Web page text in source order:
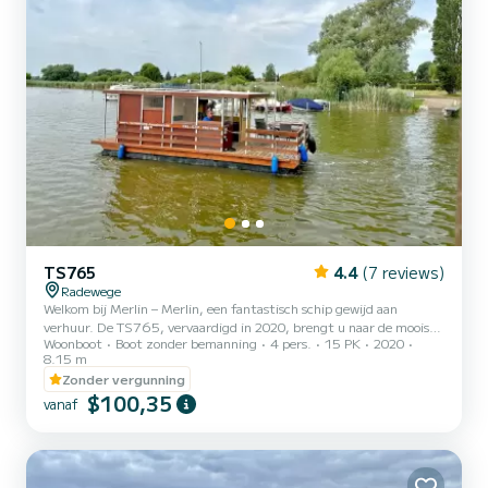
TS765 4.4 (7 reviews)
Radewege
Welkom bij Merlin – Merlin, een fantastisch schip gewijd aan
verhuur. De TS765, vervaardigd in 2020, brengt u naar de mooiste
ankerplaatsen van Radewege. Het schip is 8 meter lang voor een
vermogen van 15 pk. De 1 hutten zijn geschikt voor 5 personen in
cruisenavigatie. Voor uw comfort heeft Merlin - Merlin 1 toilet met
douche Wij nodigen u uit om rechtstreeks via het platform een
offerte aan te vragen, wij komen langs contact met u op met onze
Woonboot Boot zonder bemanning 4 pers. 15 PK
2020
8.15 m
Zonder vergunning
vanaf $100,35